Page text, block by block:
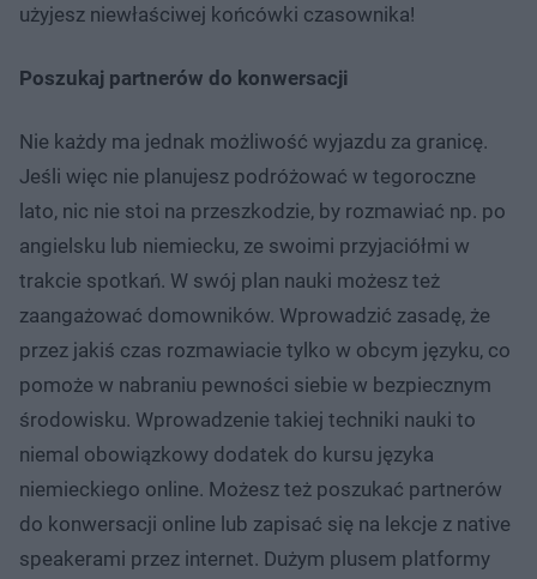
użyjesz niewłaściwej końcówki czasownika!
Poszukaj partnerów do konwersacji
Nie każdy ma jednak możliwość wyjazdu za granicę.
Jeśli więc nie planujesz podróżować w tegoroczne
lato, nic nie stoi na przeszkodzie, by rozmawiać np. po
angielsku lub niemiecku, ze swoimi przyjaciółmi w
trakcie spotkań. W swój plan nauki możesz też
zaangażować domowników. Wprowadzić zasadę, że
przez jakiś czas rozmawiacie tylko w obcym języku, co
pomoże w nabraniu pewności siebie w bezpiecznym
środowisku. Wprowadzenie takiej techniki nauki to
niemal obowiązkowy dodatek do kursu języka
niemieckiego online. Możesz też poszukać partnerów
do konwersacji online lub zapisać się na lekcje z native
speakerami przez internet. Dużym plusem platformy